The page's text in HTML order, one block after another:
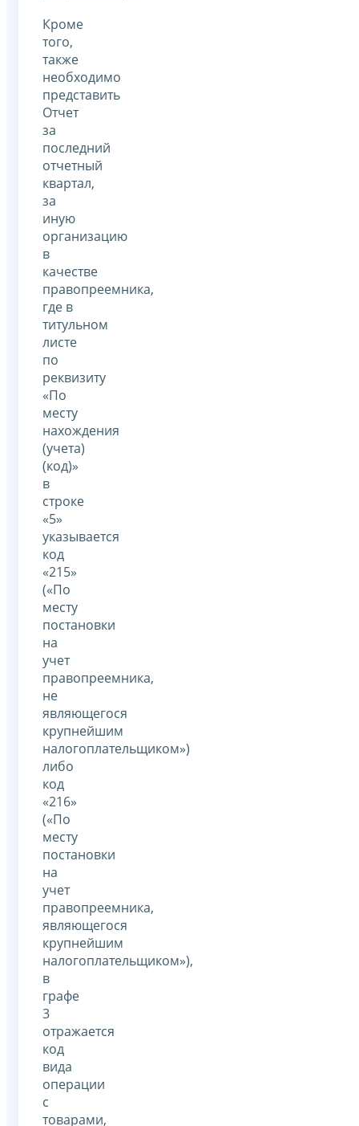
Кроме
того,
также
необходимо
представить
Отчет
за
последний
отчетный
квартал,
за
иную
организацию
в
качестве
правопреемника,
где в
титульном
листе
по
реквизиту
«По
месту
нахождения
(учета)
(код)»
в
строке
«5»
указывается
код
«215»
(«По
месту
постановки
на
учет
правопреемника,
не
являющегося
крупнейшим
налогоплательщиком»)
либо
код
«216»
(«По
месту
постановки
на
учет
правопреемника,
являющегося
крупнейшим
налогоплательщиком»),
в
графе
3
отражается
код
вида
операции
с
товарами,